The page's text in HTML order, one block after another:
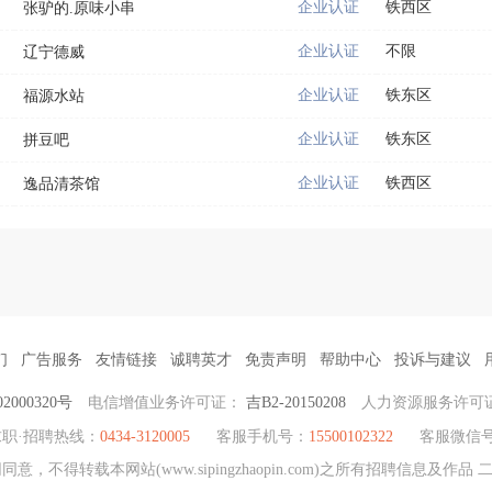
张驴的.原味小串 企业认证 铁西区
辽宁德威 企业认证 不限
福源水站 企业认证 铁东区
拼豆吧 企业认证 铁东区
逸品清茶馆 企业认证 铁西区
广告服务 友情链接 诚聘英才 免责声明 帮助中心 投诉与建议
号 电信增值业务许可证： 吉B2-20150208 人力资源服务许可
·招聘热线： 0434-3120005 客服手机号： 15500102322
客服微信
意，不得转载本网站(www.sipingzhaopin.com)之所有招聘信息及作品